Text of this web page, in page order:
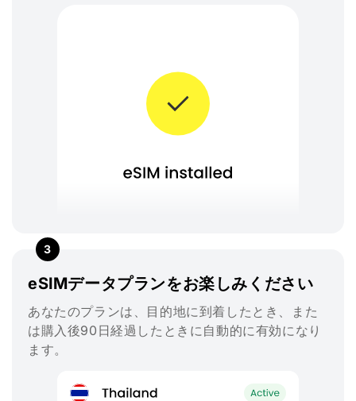
3
eSIMデータプランをお楽しみください
あなたのプランは、目的地に到着したとき、また
は購入後90日経過したときに自動的に有効になり
ます。